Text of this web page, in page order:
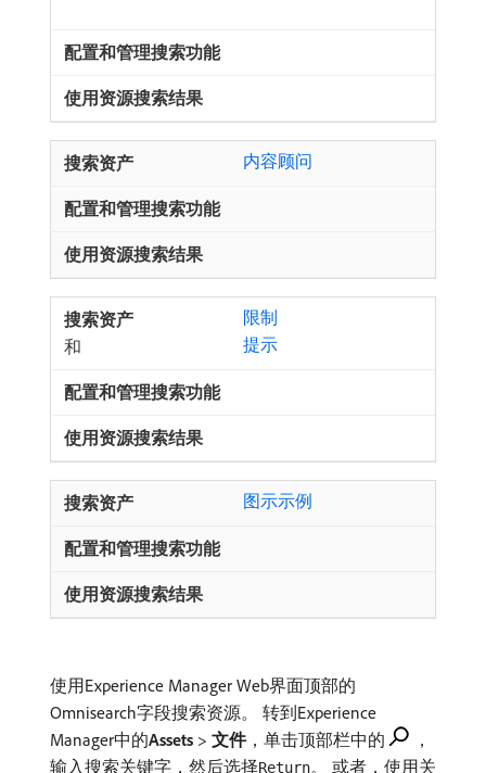
内容顾问
限制
和
提示
图示示例
使用Experience Manager Web界面顶部的
Omnisearch字段搜索资源。 转到Experience
Manager中的​Assets > 文件，单击顶部栏中的
，
输入搜索关键字，然后选择Return。 或者，使用关